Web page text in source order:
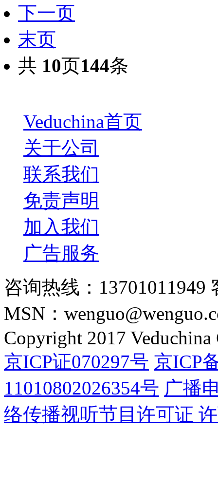
下一页
末页
共 10页144条
Veduchina首页
关于公司
联系我们
免责声明
加入我们
广告服务
咨询热线：13701011949
MSN：
Copyright 2017
京ICP证070297号 京ICP
11010802026354号 广播
络传播视听节目许可证